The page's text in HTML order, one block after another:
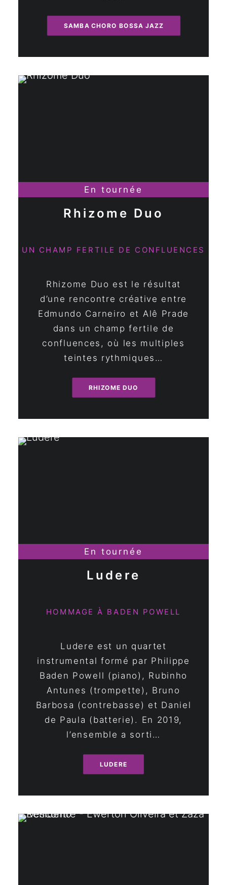
SAMBA CHORO BOSSA JAZZ
En tournée
Rhizome Duo
UN CHAMP FERTILE DE CONFLUENCES
Rhizome Duo est le résultat
d’une rencontre créative entre
Edmundo Carneiro et Alê Prade
dans un champ fertile de
confluences, où les multiples
teintes rythmiques…
RHIZOME DUO
En tournée
Ludere
HOMMAGE À BADEN POWELL
Ludere est un quartet
instrumental formé par Philippe
Baden Powell (piano), Rubinho
Antunes (trompette), Bruno
Barbosa (contrebasse) et Daniel
de Paula (batterie). En 2019,
l’ensemble a sorti…
LUDERE